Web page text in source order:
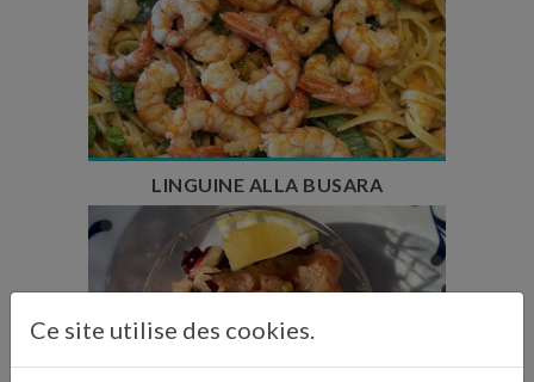
Temps de préparation : 45 min
Temps de cuisson : 30 min
Nombre de couverts : 6
LINGUINE ALLA BUSARA
Nombre de couverts : 2
Ce site utilise des cookies.